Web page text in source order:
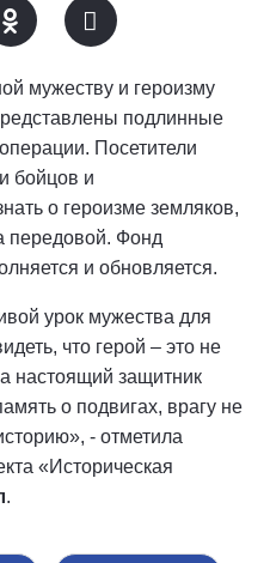
мужеству и героизму
подлинные
Посетители
бойцов и
о героизме земляков,
передовой. Фонд
и обновляется.
урок мужества для
что герой – это не
защитник
о подвигах, врагу не
- отметила
«Историческая
.